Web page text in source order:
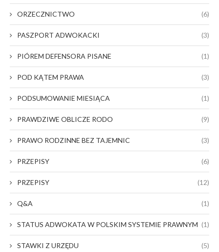
ORZECZNICTWO (6)
PASZPORT ADWOKACKI (3)
PIÓREM DEFENSORA PISANE (1)
POD KĄTEM PRAWA (3)
PODSUMOWANIE MIESIĄCA (1)
PRAWDZIWE OBLICZE RODO (9)
PRAWO RODZINNE BEZ TAJEMNIC (3)
PRZEPISY (6)
PRZEPISY (12)
Q&A (1)
STATUS ADWOKATA W POLSKIM SYSTEMIE PRAWNYM (1)
STAWKI Z URZĘDU (5)